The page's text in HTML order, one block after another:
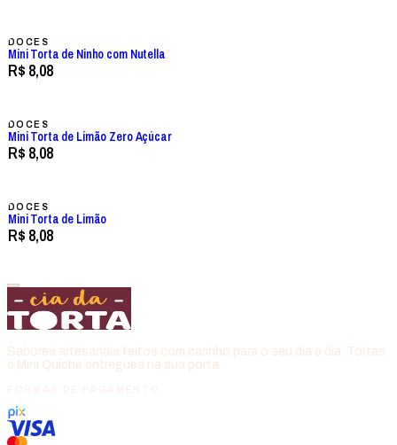
DOCES
Mini Torta de Ninho com Nutella
R$ 8,08
DOCES
Mini Torta de Limão Zero Açúcar
R$ 8,08
DOCES
Mini Torta de Limão
R$ 8,08
Sabores artesanais feitos com carinho para o seu dia a dia. Tortas
e Mini Quiche entregues na sua porta.